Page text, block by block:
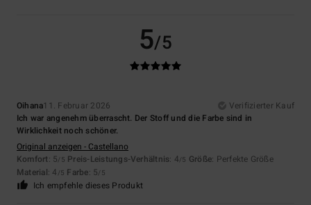
5/5
Oihana11. Februar 2026
Verifizierter Kauf
Ich war angenehm überrascht. Der Stoff und die Farbe sind in
Wirklichkeit noch schöner.
Original anzeigen - Castellano
Komfort: 5/5 Preis-Leistungs-Verhältnis: 4/5 Größe: Perfekte Größe
Material: 4 /5 Farbe: 5/5
Ich empfehle dieses Produkt